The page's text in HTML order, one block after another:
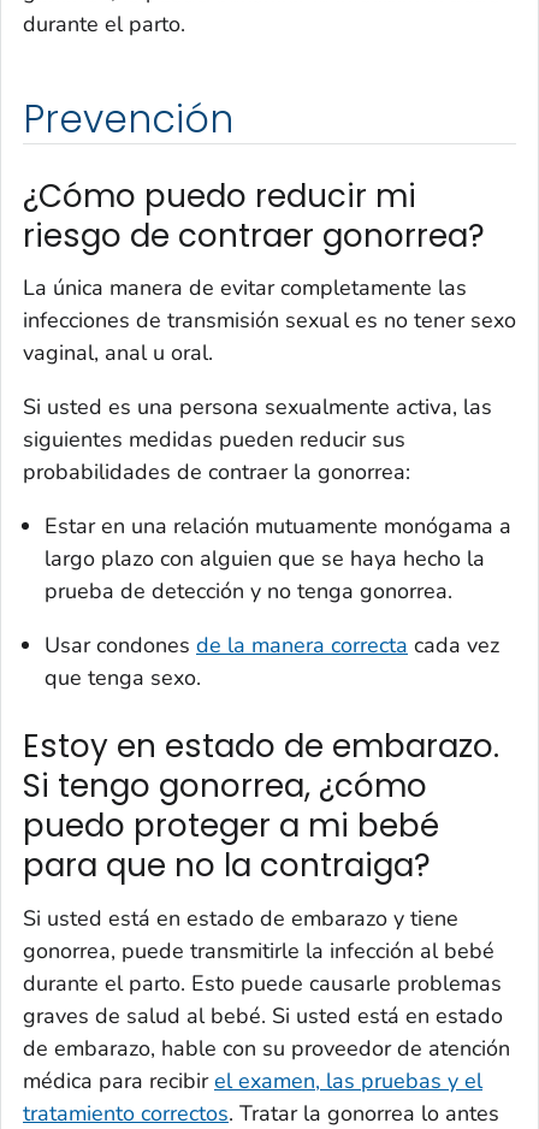
durante el parto.
Prevención
¿Cómo puedo reducir mi
riesgo de contraer gonorrea?
La única manera de evitar completamente las
infecciones de transmisión sexual es no tener sexo
vaginal, anal u oral.
Si usted es una persona sexualmente activa, las
siguientes medidas pueden reducir sus
probabilidades de contraer la gonorrea:
Estar en una relación mutuamente monógama a
largo plazo con alguien que se haya hecho la
prueba de detección y no tenga gonorrea.
Usar condones de la manera correcta cada vez
que tenga sexo.
Estoy en estado de embarazo.
Si tengo gonorrea, ¿cómo
puedo proteger a mi bebé
para que no la contraiga?
Si usted está en estado de embarazo y tiene
gonorrea, puede transmitirle la infección al bebé
durante el parto. Esto puede causarle problemas
graves de salud al bebé. Si usted está en estado
de embarazo, hable con su proveedor de atención
médica para recibirel examen, las pruebas y el
tratamiento correctos. Tratar la gonorrea lo antes